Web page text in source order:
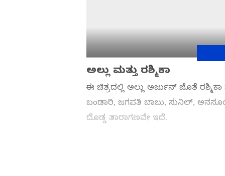
ಅಲ್ಲು ಮತ್ತು ರಶ್ಮಿಕಾ
ಈ ಚಿತ್ರದಲ್ಲಿ ಅಲ್ಲು ಅರ್ಜುನ್ ಜೊತೆ
ಬಂಡಾರಿ, ಜಗಪತಿ ಬಾಬು, ಸುನಿಲ್,
ದೊಡ್ಡ ತಾರಾಗಣವೇ ಇದೆ.